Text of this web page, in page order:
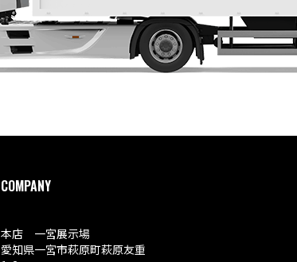
COMPANY
本店 一宮展示場
愛知県一宮市萩原町萩原友重